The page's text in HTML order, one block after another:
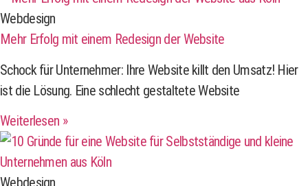
Webdesign
Mehr Erfolg mit einem Redesign der Website
Schock für Unternehmer: Ihre Website killt den Umsatz! Hier
ist die Lösung. Eine schlecht gestaltete Website
Weiterlesen »
Webdesign